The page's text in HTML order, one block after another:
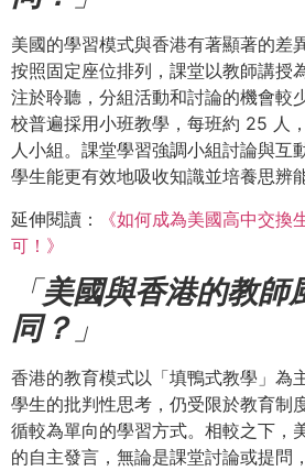
美國的學習模式與香港有著顯著的差
按照固定座位排列，課堂以教師講授
注於聆聽，分組活動和討論的機會較
校普遍採用小班教學，每班約 25 人
人小組。課堂學習強調小組討論與互
學生能更有效地吸收知識並培養思辨能
延伸閱讀：
《如何成為美國高中交換
可！》
「美國與香港的教師
同？ 」
香港的教育模式以「填鴨式教學」為
學生的批判性思考，仍受限於教育制
循較為單向的學習方式。相較之下，
的自主發言，無論是課堂討論或提問